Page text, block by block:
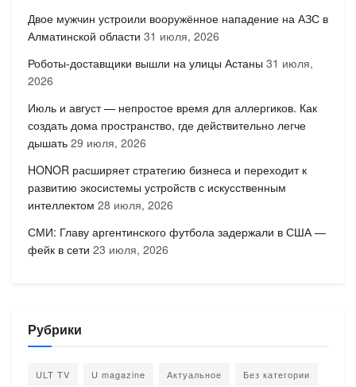
Двое мужчин устроили вооружённое нападение на АЗС в
Алматинской области 31 июля, 2026
Роботы-доставщики вышли на улицы Астаны 31 июля,
2026
Июль и август — непростое время для аллергиков. Как
создать дома пространство, где действительно легче
дышать 29 июля, 2026
HONOR расширяет стратегию бизнеса и переходит к
развитию экосистемы устройств с искусственным
интеллектом 28 июля, 2026
СМИ: Главу аргентинского футбола задержали в США —
фейк в сети 23 июля, 2026
Рубрики
ULT TV U magazine Актуальное Без категории